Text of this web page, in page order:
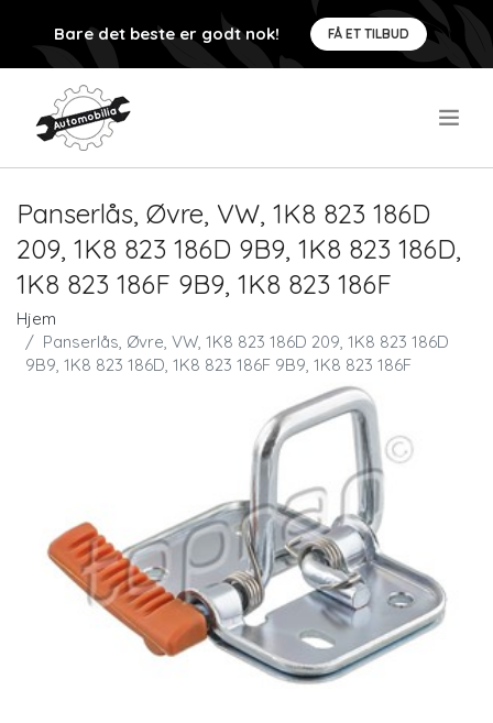
Bare det beste er godt nok! FÅ ET TILBUD
Panserlås, Øvre, VW, 1K8 823 186D
209, 1K8 823 186D 9B9, 1K8 823 186D,
1K8 823 186F 9B9, 1K8 823 186F
Hjem
Panserlås, Øvre, VW, 1K8 823 186D 209, 1K8 823 186D
9B9, 1K8 823 186D, 1K8 823 186F 9B9, 1K8 823 186F